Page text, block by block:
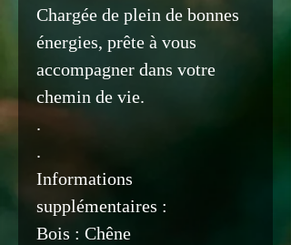
Chargée de plein de bonnes
énergies, prête à vous
accompagner dans votre
chemin de vie.
.
.
Informations
supplémentaires :
Bois : Chêne